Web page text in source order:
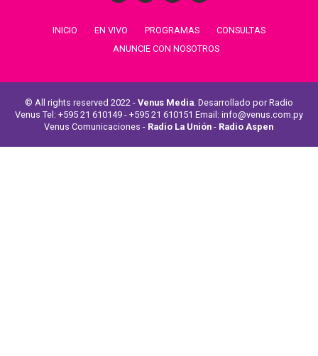
INICIO EN VIVO PROGRAMAS
CONSULTAS
ANUNCIE CON NOSOTROS
© All rights reserved 2022 - Venus Media. Desarrollado por Radio
Venus Tel: +595 21 610149 - +595 21 610151 Email: info@venus.com.py
Venus Comunicaciones - Radio La Unión - Radio Aspen